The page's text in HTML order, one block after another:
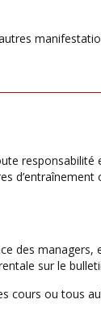
responsabilité
des managers,
sur le
cours ou tous